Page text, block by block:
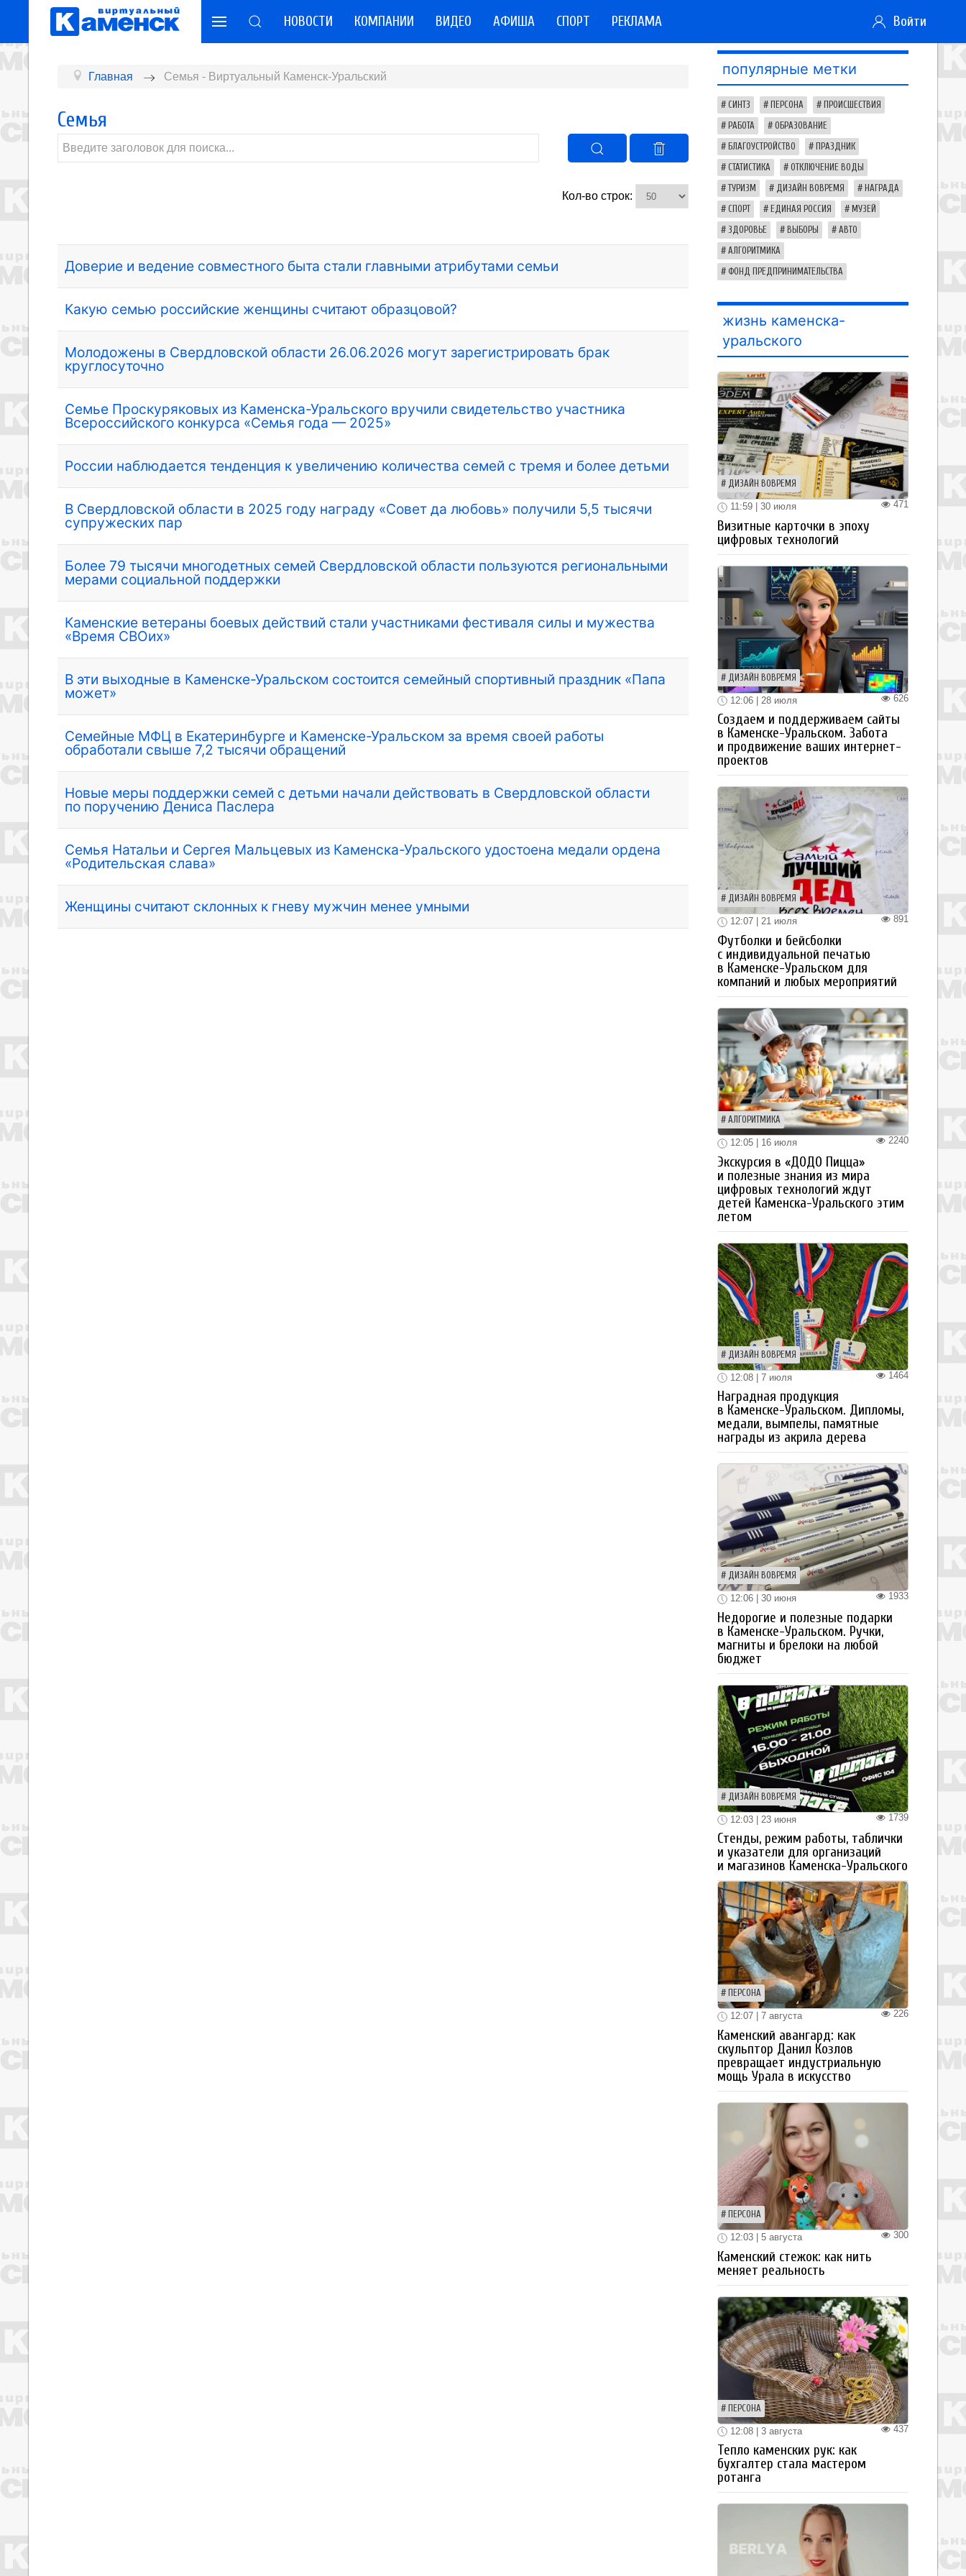
НОВОСТИ КОМПАНИИ ВИДЕО АФИША СПОРТ РЕКЛАМА Войти
Главная Семья - Виртуальный Каменск-Уральский
Семья
Кол-во строк:
Доверие и ведение совместного быта стали главными атрибутами семьи
Какую семью российские женщины считают образцовой?
Молодожены в Свердловской области 26.06.2026 могут зарегистрировать брак
круглосуточно
Семье Проскуряковых из Каменска-Уральского вручили свидетельство участника
Всероссийского конкурса «Семья года — 2025»
России наблюдается тенденция к увеличению количества семей с тремя и более детьми
В Свердловской области в 2025 году награду «Совет да любовь» получили 5,5 тысячи
супружеских пар
Более 79 тысячи многодетных семей Свердловской области пользуются региональными
мерами социальной поддержки
Каменские ветераны боевых действий стали участниками фестиваля силы и мужества
«Время СВОих»
В эти выходные в Каменске-Уральском состоится семейный спортивный праздник «Папа
может»
Семейные МФЦ в Екатеринбурге и Каменске-Уральском за время своей работы
обработали свыше 7,2 тысячи обращений
Новые меры поддержки семей с детьми начали действовать в Свердловской области
по поручению Дениса Паслера
Семья Натальи и Сергея Мальцевых из Каменска-Уральского удостоена медали ордена
«Родительская слава»
Женщины считают склонных к гневу мужчин менее умными
популярные метки
СИНТЗ ПЕРСОНА ПРОИСШЕСТВИЯ
РАБОТА ОБРАЗОВАНИЕ
БЛАГОУСТРОЙСТВО ПРАЗДНИК
СТАТИСТИКА ОТКЛЮЧЕНИЕ ВОДЫ
ТУРИЗМ ДИЗАЙН ВОВРЕМЯ НАГРАДА
СПОРТ ЕДИНАЯ РОССИЯ МУЗЕЙ
ЗДОРОВЬЕ ВЫБОРЫ АВТО
АЛГОРИТМИКА
ФОНД ПРЕДПРИНИМАТЕЛЬСТВА
жизнь каменска-
уральского
ДИЗАЙН ВОВРЕМЯ
471
11:59 | 30 июля
Визитные карточки в эпоху
цифровых технологий
ДИЗАЙН ВОВРЕМЯ
626
12:06 | 28 июля
Создаем и поддерживаем сайты
в Каменске-Уральском. Забота
и продвижение ваших интернет-
проектов
ДИЗАЙН ВОВРЕМЯ
891
12:07 | 21 июля
Футболки и бейсболки
с индивидуальной печатью
в Каменске-Уральском для
компаний и любых мероприятий
АЛГОРИТМИКА
2240
12:05 | 16 июля
Экскурсия в «ДОДО Пицца»
и полезные знания из мира
цифровых технологий ждут
детей Каменска-Уральского этим
летом
ДИЗАЙН ВОВРЕМЯ
1464
12:08 | 7 июля
Наградная продукция
в Каменске-Уральском. Дипломы,
медали, вымпелы, памятные
награды из акрила дерева
ДИЗАЙН ВОВРЕМЯ
1933
12:06 | 30 июня
Недорогие и полезные подарки
в Каменске-Уральском. Ручки,
магниты и брелоки на любой
бюджет
ДИЗАЙН ВОВРЕМЯ
1739
12:03 | 23 июня
Стенды, режим работы, таблички
и указатели для организаций
и магазинов Каменска-Уральского
ПЕРСОНА
226
12:07 | 7 августа
Каменский авангард: как
скульптор Данил Козлов
превращает индустриальную
мощь Урала в искусство
ПЕРСОНА
300
12:03 | 5 августа
Каменский стежок: как нить
меняет реальность
ПЕРСОНА
437
12:08 | 3 августа
Тепло каменских рук: как
бухгалтер стала мастером
ротанга